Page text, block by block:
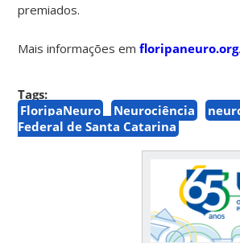
premiados.
Mais informações emfloripaneuro.org.
Tags:
FloripaNeuro
Neurociência
Federal de Santa Catarina